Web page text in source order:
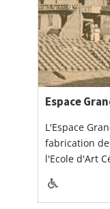
Espace
L'Espace
fabrication
l'Ecole d'Art